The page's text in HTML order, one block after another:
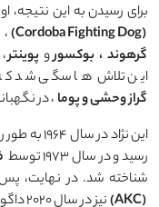
برای رسیدن به این نتیجه،
(Cordoba Fighting Dog)
،
گرهوند ، بوکسورو پوینتر
این تلاش‌ ها سگی شد که
گراز وحشی و پوما ، در
رسید و در سال ۱۹۷۳ توسط
شناخته شد. در نهایت،
(AKC)
نیز در سال ۲۰۲۰ داگو آرژانتینو را به عنوان یک نژاد مستقل پذیرفت.